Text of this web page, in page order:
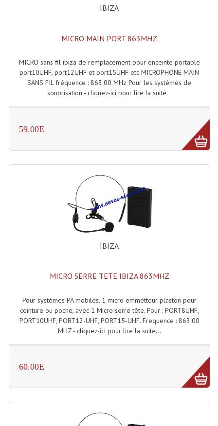
Meubles DJ
Sac Trolley De Transport
Sacs & Housses De Transport
Accessoires Flight-Case Coins Roulettes
Machines À Effets Fumées, Mousses, Liquid
Machines À Fumées
Effets Projection Et Jet De CO2
Lanceur De Flammes Et Cartouche De Gaz
Machines & Canon À Confettis
Machines À Bulles
Liquide À Brouillard
IBIZA
MICRO MAIN PORT 863MHZ
MICRO sans fil ibiza de remplacement pour enceinte portable
port10UHF, port12UHF et port15UHF etc MICROPHONE MAIN
SANS FIL fréquence : 863.00 MHz Pour les systèmes de
sonorisation - cliquez-ici pour lire la suite...
59.00E
IBIZA
MICRO SERRE TETE IBIZA 863MHZ
Pour systèmes PA mobiles. 1 micro emmetteur plaston pour
ceinture ou poche, avec 1 Micro serre tête. Pour : PORT8UHF,
PORT10UHF, PORT12-UHF, PORT15-UHF. Frequence : 863.00
MHZ - cliquez-ici pour lire la suite...
60.00E